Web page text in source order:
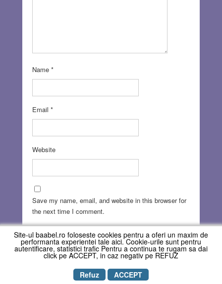
Name *
Email *
Website
Save my name, email, and website in this browser for
the next time I comment.
Copyright © REVISTA BAABEL
Site-ul baabel.ro foloseste cookies pentru a oferi un maxim de
performanta experientei tale aici. Cookie-urile sunt pentru
autentificare, statistici trafic Pentru a continua te rugam sa dai
click pe ACCEPT, in caz negativ pe REFUZ
Refuz
ACCEPT